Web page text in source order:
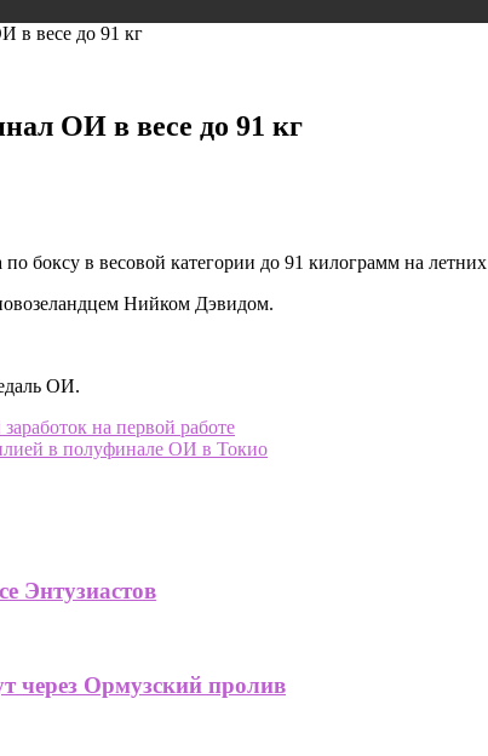
в весе до 91 кг
ОИ в весе до 91 кг
боксу в весовой категории до 91 килограмм на
Нийком Дэвидом.
ОИ.
на первой работе
в полуфинале ОИ в Токио
Энтузиастов
через Ормузский пролив